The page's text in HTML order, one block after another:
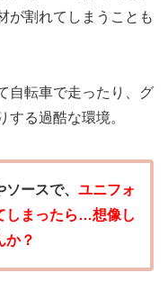
が割れてしまうことも
自転車で走ったり、グ
する過酷な環境。
ースで、 ユニフォ
しまったら…想像し
か？